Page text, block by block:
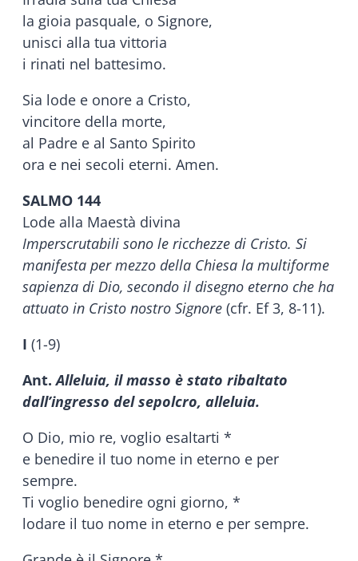
la gioia pasquale, o Signore,
unisci alla tua vittoria
i rinati nel battesimo.
Sia lode e onore a Cristo,
vincitore della morte,
al Padre e al Santo Spirito
ora e nei secoli eterni. Amen.
SALMO 144
Lode alla Maestà divina
Imperscrutabili sono le ricchezze di Cristo. Si
manifesta per mezzo della Chiesa la multiforme
sapienza di Dio, secondo il disegno eterno che ha
attuato in Cristo nostro Signore (cfr. Ef 3, 8-11).
I (1-9)
Ant.Alleluia, il masso è stato ribaltato
dall’ingresso del sepolcro, alleluia.
O Dio, mio re, voglio esaltarti *
e benedire il tuo nome in eterno e per
sempre.
Ti voglio benedire ogni giorno, *
lodare il tuo nome in eterno e per sempre.